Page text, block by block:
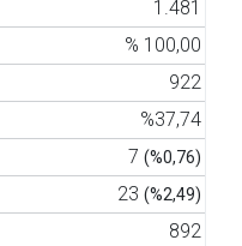
1.481
% 100,00
922
%37,74
7 (%0,76)
23 (%2,49)
892